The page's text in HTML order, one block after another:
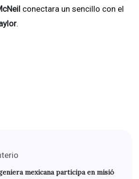
conectara un sencillo con el
.
mexicana participa en misió